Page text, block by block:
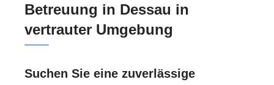
Betreuung in Dessau in
vertrauter Umgebung
Suchen Sie eine zuverlässige